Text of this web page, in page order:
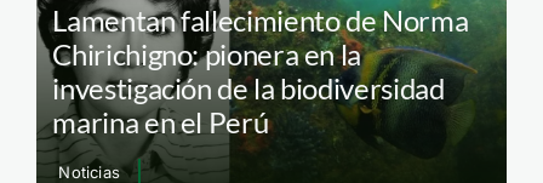
Lamentan fallecimiento de Norma
Chirichigno: pionera en la
investigación de la biodiversidad
marina en el Perú
Noticias